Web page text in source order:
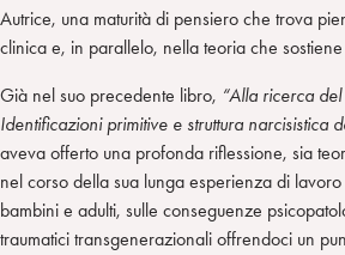
Autrice, una maturità di pensiero che trova
clinica e, in parallelo, nella teoria che
Già nel suo precedente libro, “Alla ricerca
Identificazioni primitive e struttura narcisistica
aveva offerto una profonda riflessione, sia
nel corso della sua lunga esperienza di
bambini e adulti, sulle conseguenze
traumatici transgenerazionali offrendoci un